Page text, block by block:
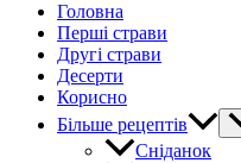
Головна
Перші страви
Другі страви
Десерти
Корисно
Більше рецептів
Сніданок